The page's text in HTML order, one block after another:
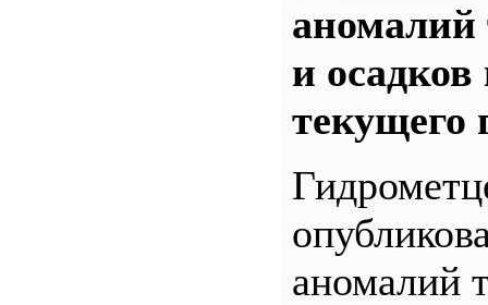
аномалий
и
текущего
аномалий